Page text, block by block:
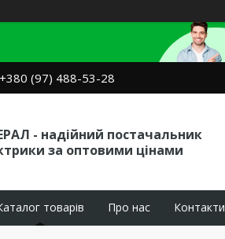
+380 (97) 488-53-28
- надійний постачальник
за оптовими цінами
товарів Про нас Контакти